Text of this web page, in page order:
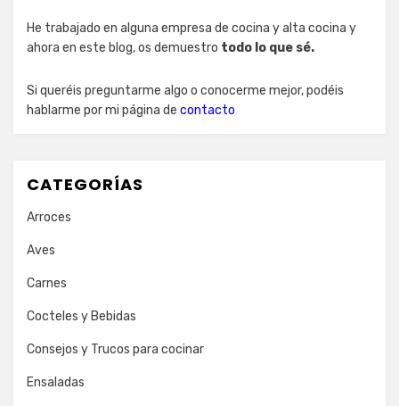
He trabajado en alguna empresa de cocina y alta cocina y
ahora en este blog, os demuestro todo lo que sé.
Si queréis preguntarme algo o conocerme mejor, podéis
hablarme por mi página de contacto
CATEGORÍAS
Arroces
Aves
Carnes
Cocteles y Bebidas
Consejos y Trucos para cocinar
Ensaladas